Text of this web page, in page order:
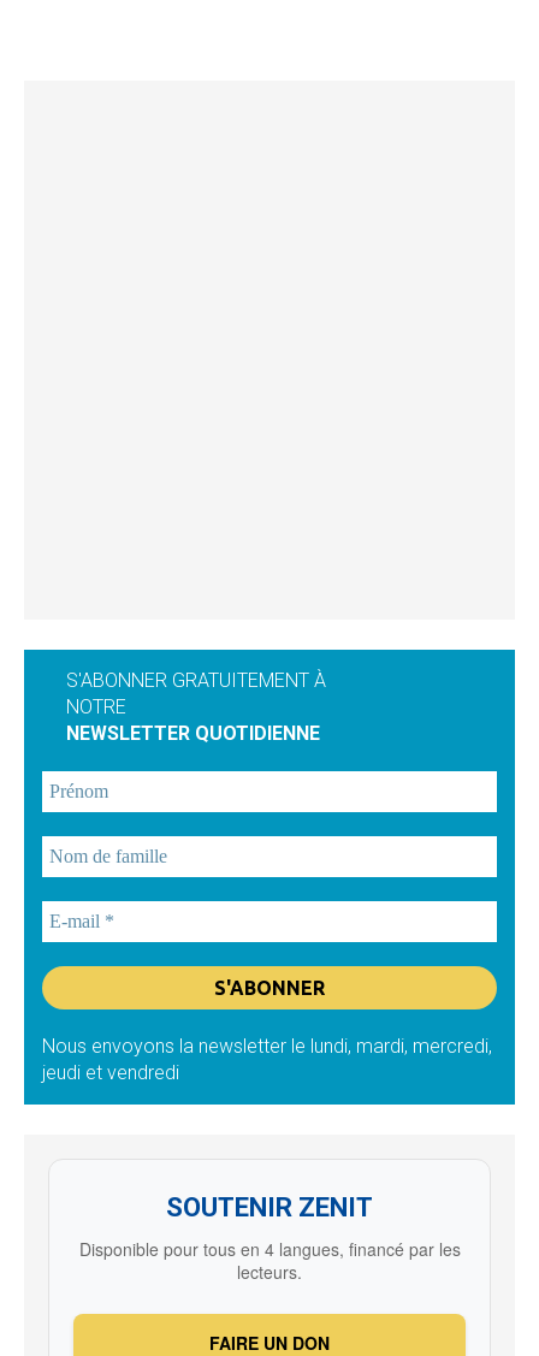
S'ABONNER GRATUITEMENT À
NOTRE
NEWSLETTER QUOTIDIENNE
Nous envoyons la newsletter le lundi, mardi, mercredi,
jeudi et vendredi
SOUTENIR ZENIT
Disponible pour tous en 4 langues, financé par les
lecteurs.
FAIRE UN DON